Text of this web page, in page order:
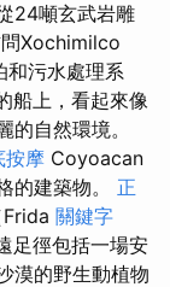
24噸玄武岩雕
Xochimilco
和污水處理系
船上，看起來像
自然環境。
按摩 Coyoacan
的建築物。 正
關鍵字
足徑包括一場安
漠的野生動植物